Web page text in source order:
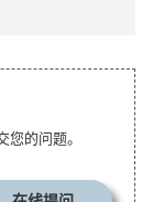
的问题。